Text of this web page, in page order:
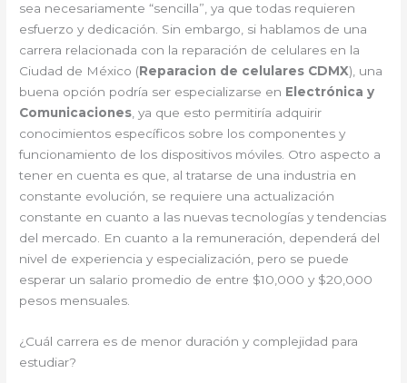
sea necesariamente “sencilla”, ya que todas requieren
esfuerzo y dedicación. Sin embargo, si hablamos de una
carrera relacionada con la reparación de celulares en la
Ciudad de México (Reparacion de celulares CDMX), una
buena opción podría ser especializarse en Electrónica y
Comunicaciones, ya que esto permitiría adquirir
conocimientos específicos sobre los componentes y
funcionamiento de los dispositivos móviles. Otro aspecto a
tener en cuenta es que, al tratarse de una industria en
constante evolución, se requiere una actualización
constante en cuanto a las nuevas tecnologías y tendencias
del mercado. En cuanto a la remuneración, dependerá del
nivel de experiencia y especialización, pero se puede
esperar un salario promedio de entre $10,000 y $20,000
pesos mensuales.
¿Cuál carrera es de menor duración y complejidad para
estudiar?